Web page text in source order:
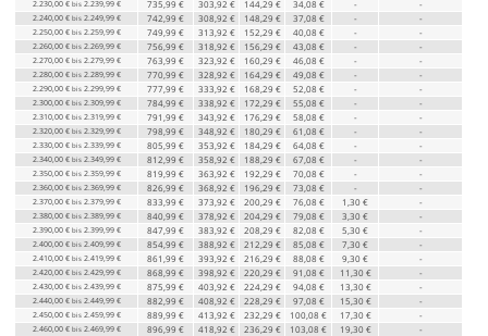
2.230,00 € bis 2.239,99 € 735,99 € 303,92 € 144,29 € 34,08 € - -
2.240,00 € bis 2.249,99 € 742,99 € 308,92 € 148,29 € 37,08 € - -
2.250,00 € bis 2.259,99 € 749,99 € 313,92 € 152,29 € 40,08 € - -
2.260,00 € bis 2.269,99 € 756,99 € 318,92 € 156,29 € 43,08 € - -
2.270,00 € bis 2.279,99 € 763,99 € 323,92 € 160,29 € 46,08 € - -
2.280,00 € bis 2.289,99 € 770,99 € 328,92 € 164,29 € 49,08 € - -
2.290,00 € bis 2.299,99 € 777,99 € 333,92 € 168,29 € 52,08 € - -
2.300,00 € bis 2.309,99 € 784,99 € 338,92 € 172,29 € 55,08 € - -
2.310,00 € bis 2.319,99 € 791,99 € 343,92 € 176,29 € 58,08 € - -
2.320,00 € bis 2.329,99 € 798,99 € 348,92 € 180,29 € 61,08 € - -
2.330,00 € bis 2.339,99 € 805,99 € 353,92 € 184,29 € 64,08 € - -
2.340,00 € bis 2.349,99 € 812,99 € 358,92 € 188,29 € 67,08 € - -
2.350,00 € bis 2.359,99 € 819,99 € 363,92 € 192,29 € 70,08 € - -
2.360,00 € bis 2.369,99 € 826,99 € 368,92 € 196,29 € 73,08 € - -
2.370,00 € bis 2.379,99 € 833,99 € 373,92 € 200,29 € 76,08 € 1,30 € -
2.380,00 € bis 2.389,99 € 840,99 € 378,92 € 204,29 € 79,08 € 3,30 € -
2.390,00 € bis 2.399,99 € 847,99 € 383,92 € 208,29 € 82,08 € 5,30 € -
2.400,00 € bis 2.409,99 € 854,99 € 388,92 € 212,29 € 85,08 € 7,30 € -
2.410,00 € bis 2.419,99 € 861,99 € 393,92 € 216,29 € 88,08 € 9,30 € -
2.420,00 € bis 2.429,99 € 868,99 € 398,92 € 220,29 € 91,08 € 11,30 € -
2.430,00 € bis 2.439,99 € 875,99 € 403,92 € 224,29 € 94,08 € 13,30 € -
2.440,00 € bis 2.449,99 € 882,99 € 408,92 € 228,29 € 97,08 € 15,30 € -
2.450,00 € bis 2.459,99 € 889,99 € 413,92 € 232,29 € 100,08 € 17,30 € -
2.460,00 € bis 2.469,99 € 896,99 € 418,92 € 236,29 € 103,08 € 19,30 € -